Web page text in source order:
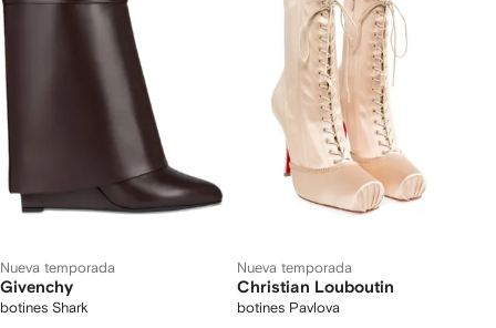
Nueva temporada
Givenchy
botines Shark
Nueva temporada
Christian Louboutin
botines Pavlova